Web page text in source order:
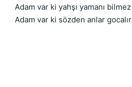
Adam var ki yahşı yamanı bilmez
Adam var ki sözden anlar gocalır